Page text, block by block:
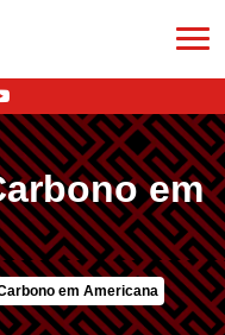
em
em Americana